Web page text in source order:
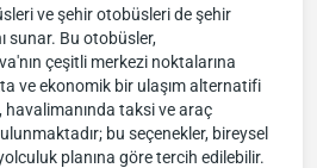
ve şehir otobüsleri de şehir
sunar. Bu otobüsler,
çeşitli merkezi noktalarına
ve ekonomik bir ulaşım alternatifi
havalimanında taksi ve araç
bu seçenekler, bireysel
planına göre tercih edilebilir.